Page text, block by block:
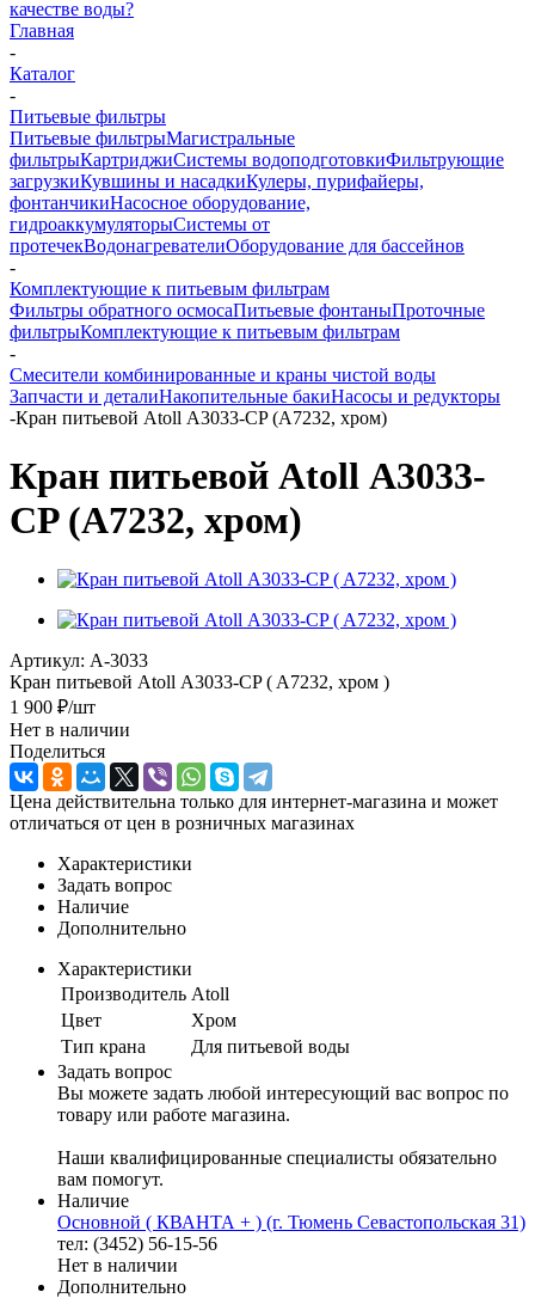
качестве воды?
Главная
-
Каталог
-
Питьевые фильтры
Питьевые фильтрыМагистральные
фильтрыКартриджиСистемы водоподготовкиФильтрующие
загрузкиКувшины и насадкиКулеры, пурифайеры,
фонтанчикиНасосное оборудование,
гидроаккумуляторыСистемы от
протечекВодонагревателиОборудование для бассейнов
-
Комплектующие к питьевым фильтрам
Фильтры обратного осмосаПитьевые фонтаныПроточные
фильтрыКомплектующие к питьевым фильтрам
-
Смесители комбинированные и краны чистой воды
Запчасти и деталиНакопительные бакиНасосы и редукторы
-Кран питьевой Atoll А3033-CP (A7232, хром)
Кран питьевой Atoll А3033-
CP (A7232, хром)
Артикул: A-3033
Кран питьевой Atoll А3033-CP ( A7232, хром )
1 900 ₽/шт
Нет в наличии
Поделиться
Цена действительна только для интернет-магазина и может
отличаться от цен в розничных магазинах
Характеристики
Задать вопрос
Наличие
Дополнительно
Характеристики
Производитель Atoll
Цвет
Хром
Тип крана
Для питьевой воды
Задать вопрос
Вы можете задать любой интересующий вас вопрос по
товару или работе магазина.
Наши квалифицированные специалисты обязательно
вам помогут.
Наличие
Основной ( КВАНТА + ) (г. Тюмень Севастопольская 31)
тел: (3452) 56-15-56
Нет в наличии
Дополнительно